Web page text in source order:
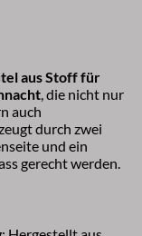
aus Stoff für
, die nicht nur
auch
durch zwei
und ein
gerecht werden.